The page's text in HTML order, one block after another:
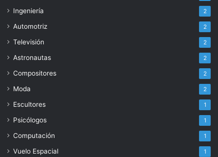
Ingeniería 2
Automotriz 2
Televisión 2
Astronautas 2
Compositores 2
Moda 2
Escultores 1
Psicólogos 1
Computación 1
Vuelo Espacial 1